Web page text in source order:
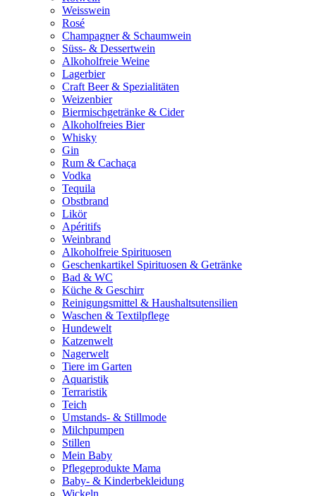
Weisswein
Rosé
Champagner & Schaumwein
Süss- & Dessertwein
Alkoholfreie Weine
Lagerbier
Craft Beer & Spezialitäten
Weizenbier
Biermischgetränke & Cider
Alkoholfreies Bier
Whisky
Gin
Rum & Cachaça
Vodka
Tequila
Obstbrand
Likör
Apéritifs
Weinbrand
Alkoholfreie Spirituosen
Geschenkartikel Spirituosen & Getränke
Bad & WC
Küche & Geschirr
Reinigungsmittel & Haushaltsutensilien
Waschen & Textilpflege
Hundewelt
Katzenwelt
Nagerwelt
Tiere im Garten
Aquaristik
Terraristik
Teich
Umstands- & Stillmode
Milchpumpen
Stillen
Mein Baby
Pflegeprodukte Mama
Baby- & Kinderbekleidung
Wickeln